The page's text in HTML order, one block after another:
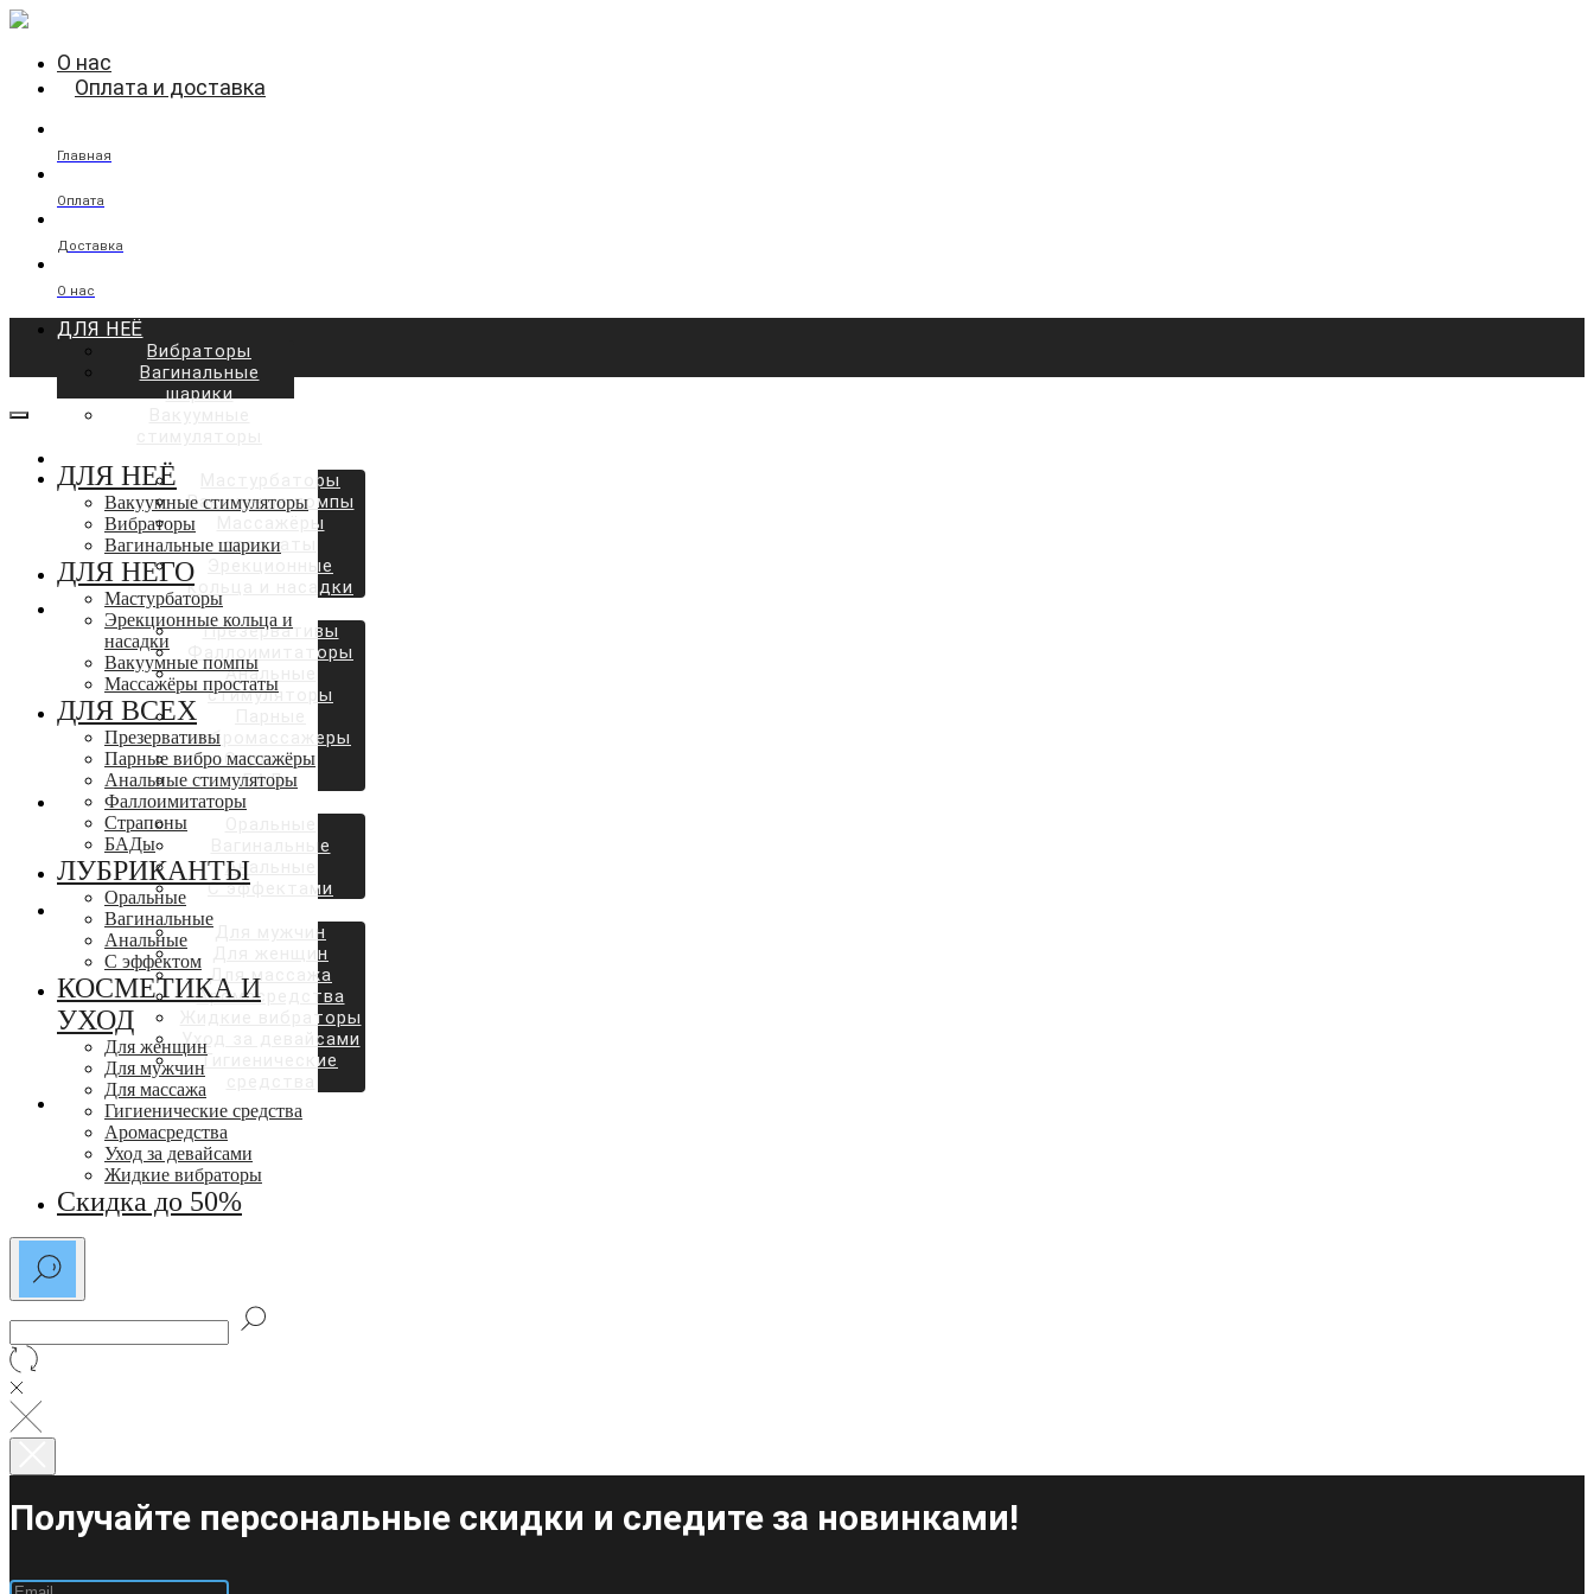
О нас
Оплата и доставка
Главная
Оплата
Доставка
О нас
ДЛЯ НЕЁ
Вибраторы
Вагинальные
шарики
ДЛЯ НЕГО
Мастурбаторы
Вакуумные помпы
Массажёры
простаты
Эрекционные
кольца и насадки
ДЛЯ ВСЕХ
Презервативы
Фаллоимитаторы
Анальные
стимуляторы
вибромассажеры
Страпоны
БАДы
ЛУБРИКАНТЫ
Вагинальные
Анальные
С эффектами
КОСМЕТИКА И УХОД
Для мужчин
Для женщин
Для массажа
Аромасредства
Жидкие вибраторы
Уход за девайсами
Гигиенические
СКИДКИ ДО 50%
ДЛЯ НЕЁ
Вакуумные стимуляторы
Вибраторы
Вагинальные шарики
ДЛЯ НЕГО
Мастурбаторы
Эрекционные кольца и
насадки
Вакуумные помпы
Массажёры простаты
ДЛЯ ВСЕХ
Презервативы
Парные вибро массажёры
Анальные стимуляторы
Фаллоимитаторы
Страпоны
БАДы
ЛУБРИКАНТЫ
Оральные
Вагинальные
Анальные
С эффектом
КОСМЕТИКА И
УХОД
Для женщин
Для мужчин
Для массажа
Гигиенические средства
Аромасредства
Уход за девайсами
Жидкие вибраторы
Скидка до 50%
Получайте персональные скидки и следите за новинками!